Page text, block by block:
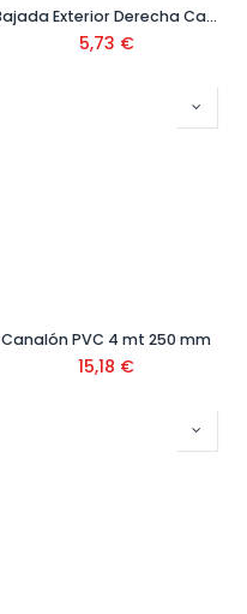
Bajada Exterior Derecha Canalón PVC Gris
5,73 €
Canalón PVC 4 mt 250 mm
15,18 €